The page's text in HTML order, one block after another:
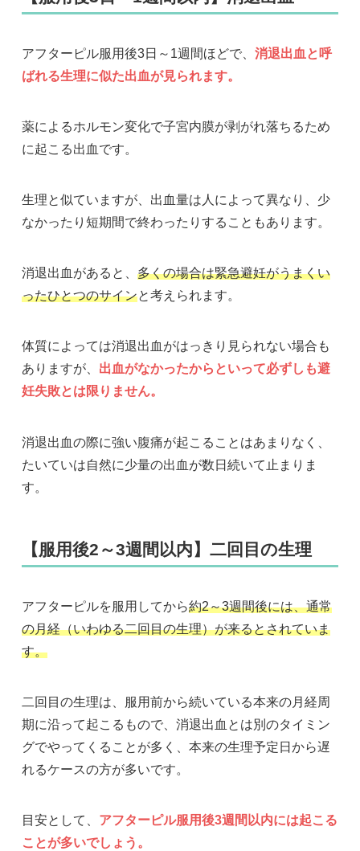
アフターピル服用後3日～1週間ほどで、 消退出血と呼
ばれる生理に似た出血が見られます。
薬によるホルモン変化で子宮内膜が剥がれ落ちるため
に起こる出血です。
生理と似ていますが、出血量は人によって異なり、少
なかったり短期間で終わったりすることもあります。
消退出血があると、 多くの場合は緊急避妊がうまくい
ったひとつのサインと考えられます。
体質によっては消退出血がはっきり見られない場合も
ありますが、 出血がなかったからといって必ずしも避
妊失敗とは限りません。
消退出血の際に強い腹痛が起こることはあまりなく、
たいていは自然に少量の出血が数日続いて止まりま
す。
【服用後2～3週間以内】二回目の生理
アフターピルを服用してから約2～3週間後には、通常
の月経（いわゆる二回目の生理）が来るとされていま
す。
二回目の生理は、服用前から続いている本来の月経周
期に沿って起こるもので、消退出血とは別のタイミン
グでやってくることが多く、本来の生理予定日から遅
れるケースの方が多いです。
目安として、 アフターピル服用後3週間以内には起こる
ことが多いでしょう。